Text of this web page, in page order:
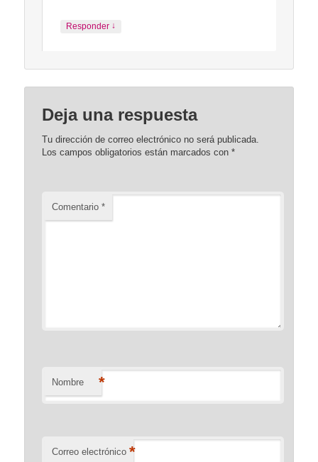
Responder ↓
Deja una respuesta
Tu dirección de correo electrónico no será publicada.
Los campos obligatorios están marcados con*
Comentario*
Nombre *
Correo electrónico *